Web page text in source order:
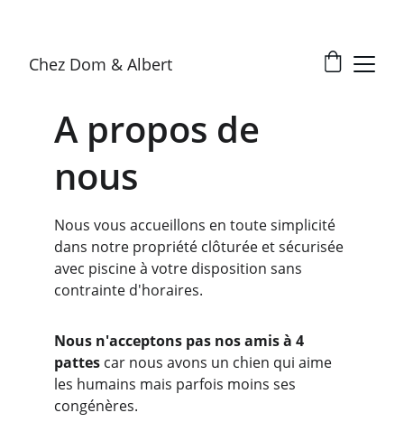
Chez Dom & Albert
A propos de
nous
Nous vous accueillons en toute simplicité
dans notre propriété clôturée et sécurisée
avec piscine à votre disposition sans
contrainte d'horaires.
Nous n'acceptons pas nos amis à 4
pattes car nous avons un chien qui aime
les humains mais parfois moins ses
congénères.